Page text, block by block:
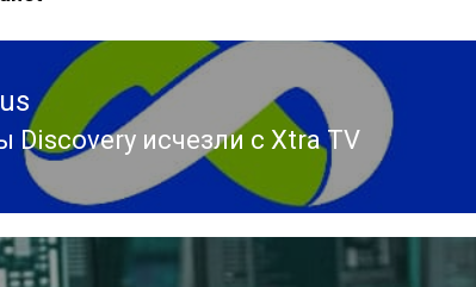
Discovery исчезли с Xtra TV